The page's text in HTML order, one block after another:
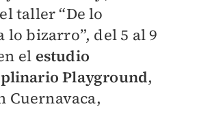
taller “De lo
lo bizarro”, del 5 al 9
el estudio
Playground,
Cuernavaca,